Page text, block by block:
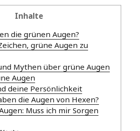
Inhalte
die grünen Augen?
grüne Augen zu
Mythen über grüne Augen
Augen
deine Persönlichkeit
die Augen von Hexen?
Muss ich mir Sorgen